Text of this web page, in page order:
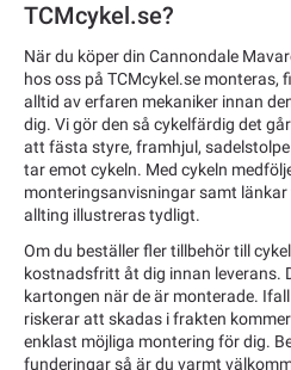
TCMcykel.se?
När du köper din Cannondale
hos oss på TCMcykel.se monteras,
alltid av erfaren mekaniker innan
dig. Vi gör den så cykelfärdig det
att fästa styre, framhjul,
tar emot cykeln. Med cykeln
monteringsanvisningar samt
allting illustreras tydligt.
Om du beställer fler tillbehör till
kostnadsfritt åt dig innan leverans.
kartongen när de är monterade.
riskerar att skadas i frakten
enklast möjliga montering för dig.
funderingar så är du varmt